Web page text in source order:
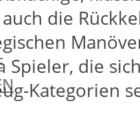
die
Spieler, die
Kategorien